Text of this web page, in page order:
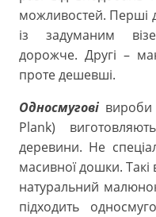
можливостей. Перші
із задуманим
дорожче. Другі –
проте дешевші.
Односмугові вироби
Plank)
деревини. Не
масивної дошки.
натуральний
підходить